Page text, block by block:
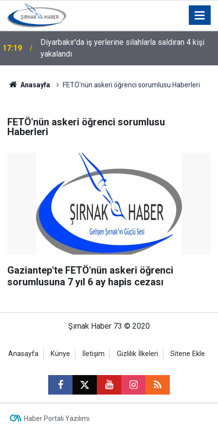
17:19
Diyarbakır'da iş yerlerine silahlarla saldıran 4 kişi
yakalandı
Anasayfa FETÖ'nün askeri öğrenci sorumlusu Haberleri
FETÖ'nün askeri öğrenci sorumlusu
Haberleri
Gaziantep'te FETÖ'nün askeri öğrenci
sorumlusuna 7 yıl 6 ay hapis cezası
Şırnak Haber 73 © 2020
Anasayfa Künye İletişim Gizlilik İlkeleri Sitene Ekle
Haber Portalı Yazılımı